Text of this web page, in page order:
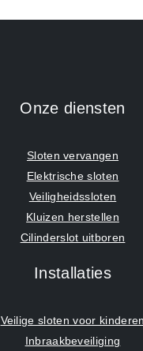
Onze diensten
Sloten vervangen
Elektrische sloten
Veiligheidssloten
Kluizen herstellen
Cilinderslot uitboren
Installaties
Veilige sloten voor kinderen
Inbraakbeveiliging